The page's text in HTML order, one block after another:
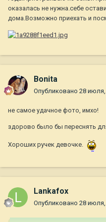
оказалась не нужна.себе
дома.Возможно приехать и
Bonita
Опубликовано 28 июля,
не самое удачное фото, имхо!
здорово было бы переснять
Хороших ручек девочке.
Lankafox
Опубликовано 28 июля,